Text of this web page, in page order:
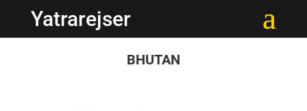
Yatrarejser
BHUTAN